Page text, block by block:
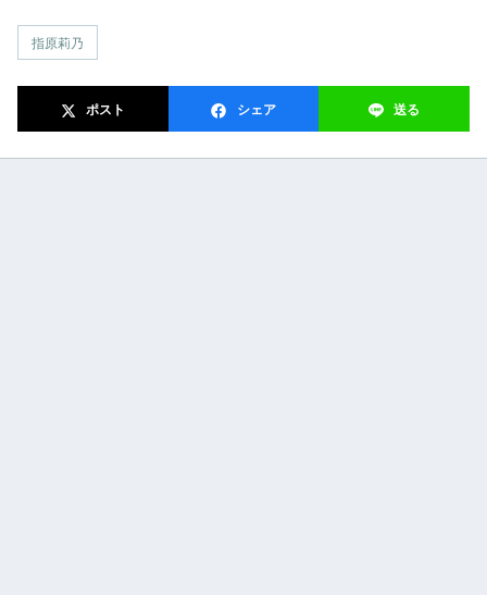
指原莉乃
ポスト シェア 送る